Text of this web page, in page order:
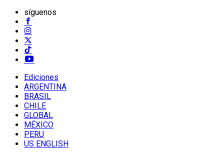
síguenos
Ediciones
ARGENTINA
BRASIL
CHILE
GLOBAL
MÉXICO
PERU
US ENGLISH